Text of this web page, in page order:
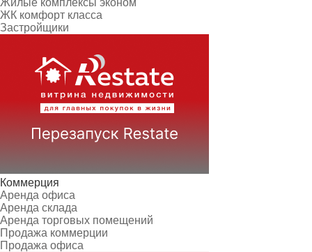
Жилые комплексы эконом
ЖК комфорт класса
Застройщики
Коммерция
Аренда офиса
Аренда склада
Аренда торговых помещений
Продажа коммерции
Продажа офиса